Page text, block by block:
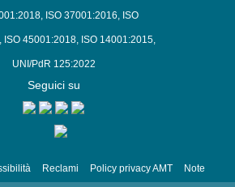
, ISO 37001:2016, ISO
, ISO 45001:2018, ISO 14001:2015,
UNI/PdR 125:2022
Seguici su
Reclami Policy privacy AMT
Note